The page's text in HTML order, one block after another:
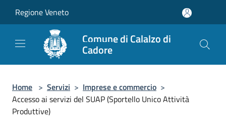
Regione Veneto
Comune di Calalzo di
Cadore
Home > Servizi > Imprese e commercio >
Accesso ai servizi del SUAP (Sportello Unico Attività
Produttive)